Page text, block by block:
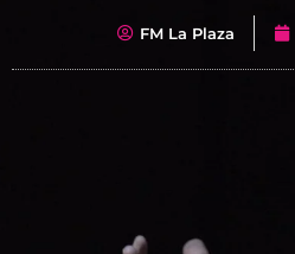
FM La Plaza